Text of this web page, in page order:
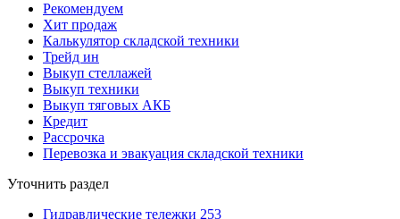
Рекомендуем
Хит продаж
Калькулятор складской техники
Трейд ин
Выкуп стеллажей
Выкуп техники
Выкуп тяговых АКБ
Кредит
Рассрочка
Перевозка и эвакуация складской техники
Уточнить раздел
Гидравлические тележки 253